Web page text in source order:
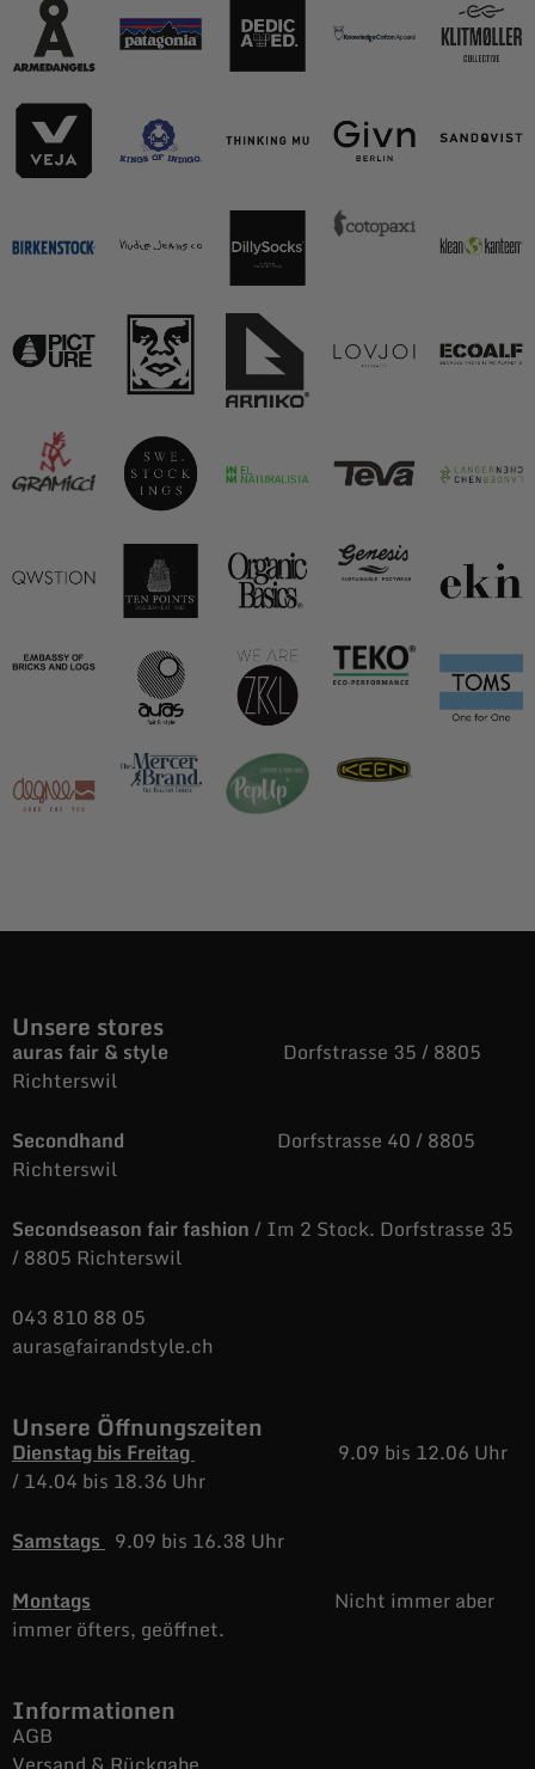
Unsere stores
auras fair & style Dorfstrasse 35 / 8805
Richterswil
Secondhand Dorfstrasse 40 / 8805
Richterswil
Secondseason fair fashion/ Im 2 Stock. Dorfstrasse 35
/ 8805 Richterswil
043 810 88 05
auras@fairandstyle.ch
Unsere Öffnungszeiten
Dienstag bis Freitag
9.09 bis 12.06 Uhr
/14.04 bis 18.36 Uhr
Samstags 9.09 bis 16.38 Uhr
Montags
Nicht immer aber
immer öfters, geöffnet.
Informationen
AGB